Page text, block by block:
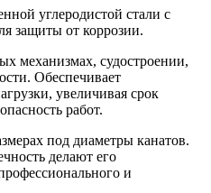
углеродистой стали с
защиты от коррозии.
механизмах, судостроении,
Обеспечивает
увеличивая срок
работ.
под диаметры канатов.
делают его
и